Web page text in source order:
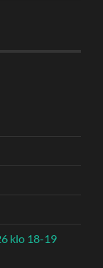
klo 18-19